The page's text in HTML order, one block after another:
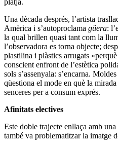
Una dècada després, l’artista
Amèrica i s’autoproclama güera:
la qual brillen quasi tant com la
l’observadora es torna objecte;
plastilina i plàstics arrugats
conscient enfront de l’estètica
sols s’assenyala: s’encarna.
qüestiona el mode en què la
senceres per a consum exprés.
Afinitats electives
Este doble trajecte enllaça amb
també va problematitzar la imatge